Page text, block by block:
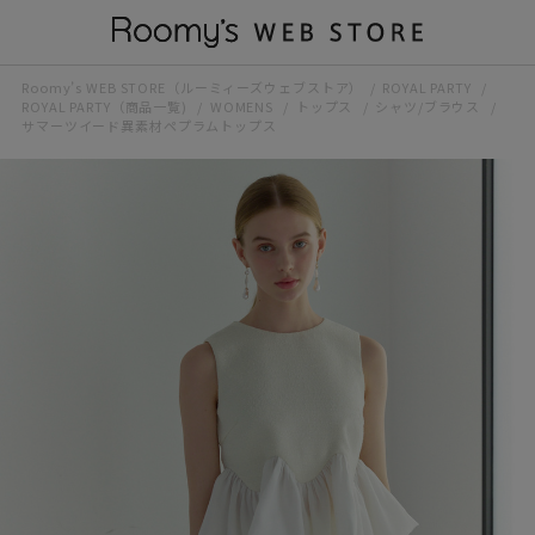
Roomy’s WEB STORE（ルーミィーズウェブストア）
ROYAL PARTY
ROYAL PARTY（商品一覧)
WOMENS トップス
シャツ/ブラウス
サマーツイード異素材ペプラムトップス